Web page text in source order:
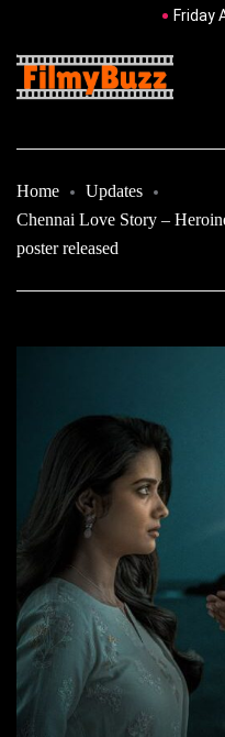
Friday
Home
Updates
Chennai Love Story –
poster released